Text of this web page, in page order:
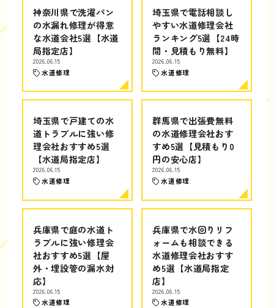
神奈川県で洗濯パン
の水漏れ修理が得意
な水道会社5選【水道
局指定店】
2026.06.15
水道修理
埼玉県で電話相談し
やすい水道修理会社
ランキング5選【24時
間・見積もり無料】
2026.06.15
水道修理
埼玉県で戸建ての水
道トラブルに強い修
理会社おすすめ5選
【水道局指定店】
2026.06.15
水道修理
群馬県で出張費無料
の水道修理会社おす
すめ5選【見積もり0
円の安心店】
2026.06.15
水道修理
兵庫県で庭の水道ト
ラブルに強い修理会
社おすすめ5選【屋
外・埋設管の漏水対
応】
2026.06.15
水道修理
兵庫県で水回りリフ
ォームも相談できる
水道修理会社おすす
め5選【水道局指定
店】
2026.06.15
水道修理